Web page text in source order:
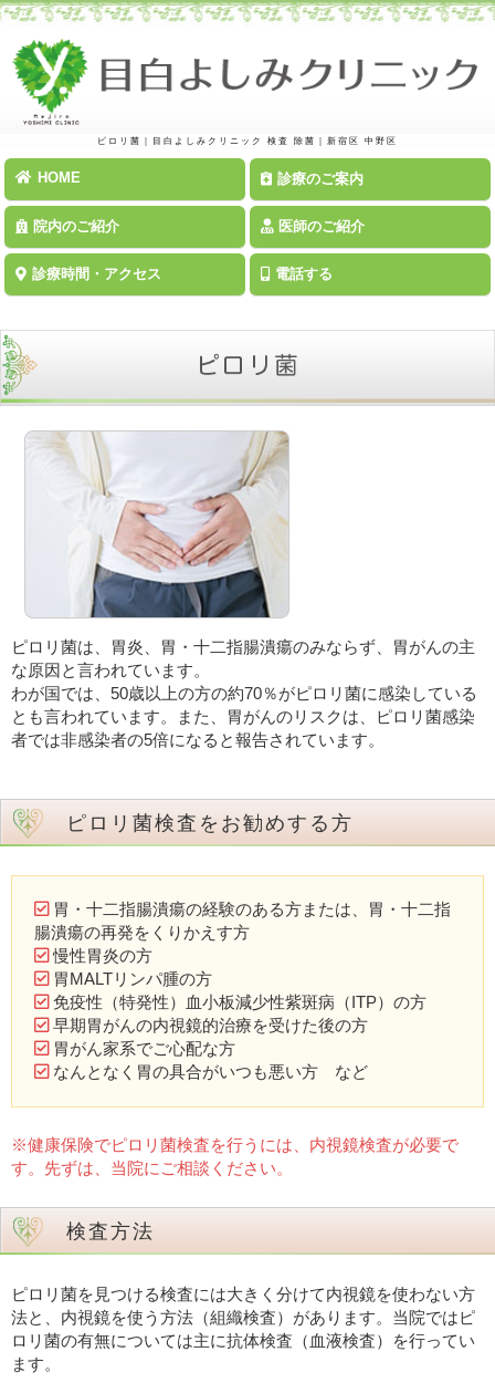
ピロリ菌｜目白よしみクリニック 検査 除菌｜新宿区 中野区
HOME 診療のご案内
院内のご紹介 医師のご紹介
診療時間・アクセス 電話する
ピロリ菌は、胃炎、胃・十二指腸潰瘍のみならず、胃がんの主
な原因と言われています。
わが国では、50歳以上の方の約70％がピロリ菌に感染している
とも言われています。また、胃がんのリスクは、ピロリ菌感染
者では非感染者の5倍になると報告されています。
ピロリ菌検査をお勧めする方
胃・十二指腸潰瘍の経験のある方または、胃・十二指
腸潰瘍の再発をくりかえす方
慢性胃炎の方
胃MALTリンパ腫の方
免疫性（特発性）血小板減少性紫斑病（ITP）の方
早期胃がんの内視鏡的治療を受けた後の方
胃がん家系でご心配な方
なんとなく胃の具合がいつも悪い方 など
※健康保険でピロリ菌検査を行うには、内視鏡検査が必要で
す。先ずは、当院にご相談ください。
検査方法
ピロリ菌を見つける検査には大きく分けて内視鏡を使わない方
法と、内視鏡を使う方法（組織検査）があります。当院ではピ
ロリ菌の有無については主に抗体検査（血液検査）を行ってい
ます。